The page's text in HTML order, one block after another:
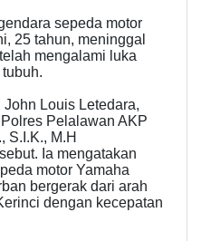
sepeda motor
25 tahun, meninggal
mengalami luka
Louis Letedara,
Pelalawan AKP
S.I.K., M.H
Ia mengatakan
motor Yamaha
bergerak dari arah
dengan kecepatan